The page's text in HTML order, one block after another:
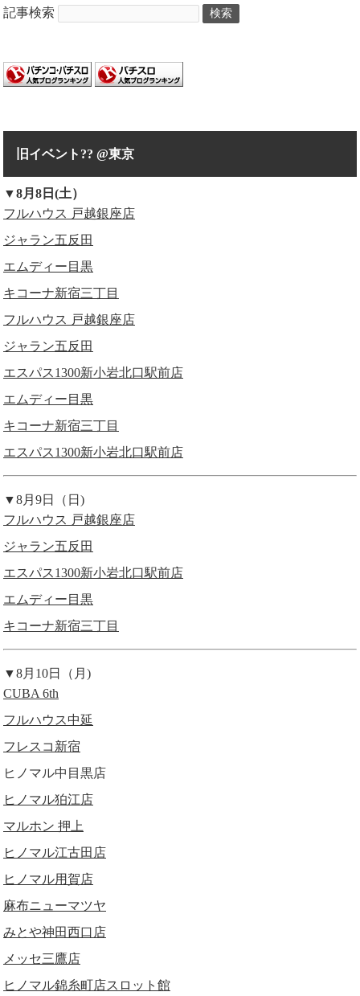
記事検索 検索
旧イベント?? @東京
▼8月8日(土）
フルハウス 戸越銀座店
ジャラン五反田
エムディー目黒
キコーナ新宿三丁目
フルハウス 戸越銀座店
ジャラン五反田
エスパス1300新小岩北口駅前店
エムディー目黒
キコーナ新宿三丁目
エスパス1300新小岩北口駅前店
▼8月9日（日)
フルハウス 戸越銀座店
ジャラン五反田
エスパス1300新小岩北口駅前店
エムディー目黒
キコーナ新宿三丁目
▼8月10日（月)
CUBA 6th
フルハウス中延
フレスコ新宿
ヒノマル中目黒店
ヒノマル狛江店
マルホン 押上
ヒノマル江古田店
ヒノマル用賀店
麻布ニューマツヤ
みとや神田西口店
メッセ三鷹店
ヒノマル錦糸町店スロット館